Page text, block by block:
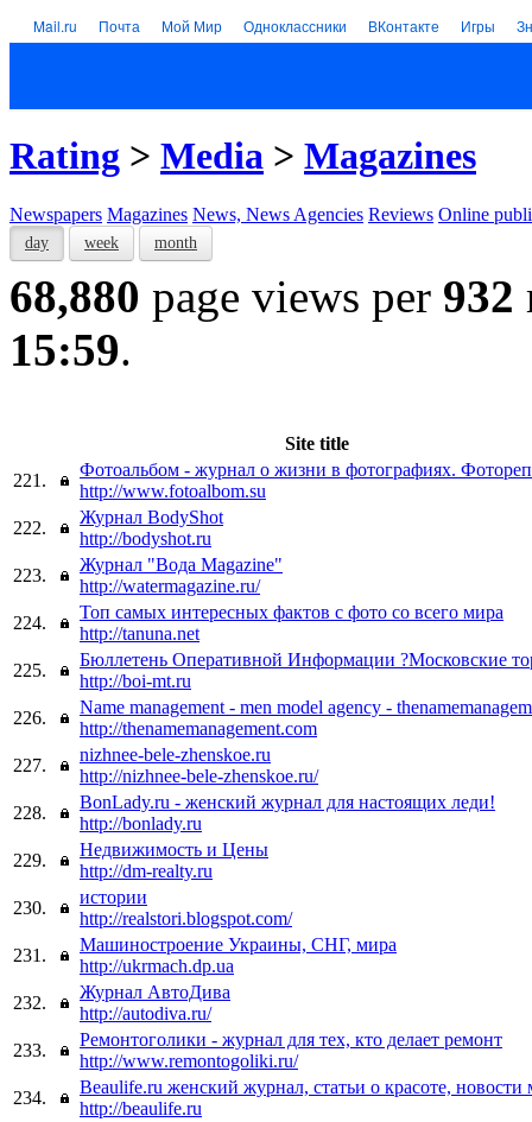
Mail.ru Почта Мой Мир Одноклассники ВКонтакте Игры
Rating > Media > Magazines
Newspapers Magazines News, News Agencies Reviews Online
day week month
68,880 page views per 932
15:59.
Site title
221.
Фотоальбом - журнал о жизни в фотографиях.
http://www.fotoalbom.su
222.
Журнал BodyShot
http://bodyshot.ru
223.
Журнал "Вода Magazine"
http://watermagazine.ru/
224.
Топ самых интересных фактов с фото со всего мира
http://tanuna.net
225.
Бюллетень Оперативной Информации ?Московские
http://boi-mt.ru
226.
Name management - men model agency -
http://thenamemanagement.com
227.
nizhnee-bele-zhenskoe.ru
http://nizhnee-bele-zhenskoe.ru/
228.
BonLady.ru - женский журнал для настоящих леди!
http://bonlady.ru
229.
Недвижимость и Цены
http://dm-realty.ru
230.
истории
http://realstori.blogspot.com/
231.
Машиностроение Украины, СНГ, мира
http://ukrmach.dp.ua
232.
Журнал АвтоДива
http://autodiva.ru/
233.
Ремонтоголики - журнал для тех, кто делает ремонт
http://www.remontogoliki.ru/
234.
Beaulife.ru женский журнал, статьи о красоте, новости
http://beaulife.ru